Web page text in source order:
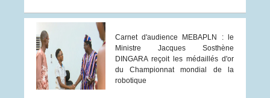
Carnet d'audience MEBAPLN : le
Ministre Jacques Sosthène
DINGARA reçoit les médaillés d'or
du Championnat mondial de la
robotique